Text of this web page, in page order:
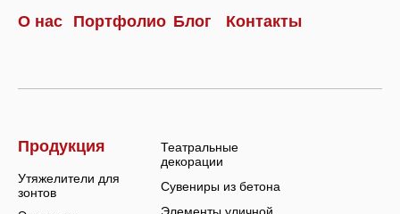
Контакты
Блог
Портфолио
О нас
Элементы уличной
Сувениры из бетона
Театральные
декорации
Утяжелители для
зонтов
Продукция